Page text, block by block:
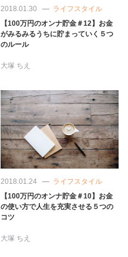
2018.01.30
ライフスタイル
【100万円のオンナ貯金＃12】お金
がみるみるうちに貯まっていく５つ
のルール
大塚 ちえ
2018.01.24
ライフスタイル
【100万円のオンナ貯金＃10】お金
の使い方で人生を充実させる５つの
コツ
大塚 ちえ